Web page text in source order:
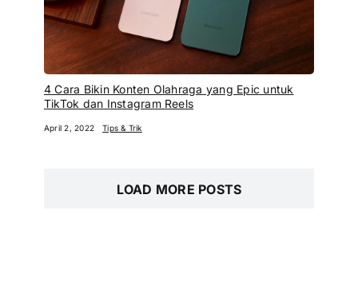
4 Cara Bikin Konten Olahraga yang Epic untuk
TikTok dan Instagram Reels
April 2, 2022 Tips & Trik
LOAD MORE POSTS